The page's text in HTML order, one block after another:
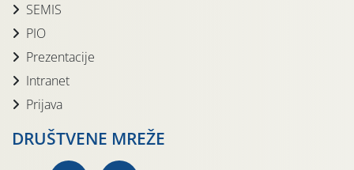
SEMIS
PIO
Prezentacije
Intranet
Prijava
DRUŠTVENE MREŽE